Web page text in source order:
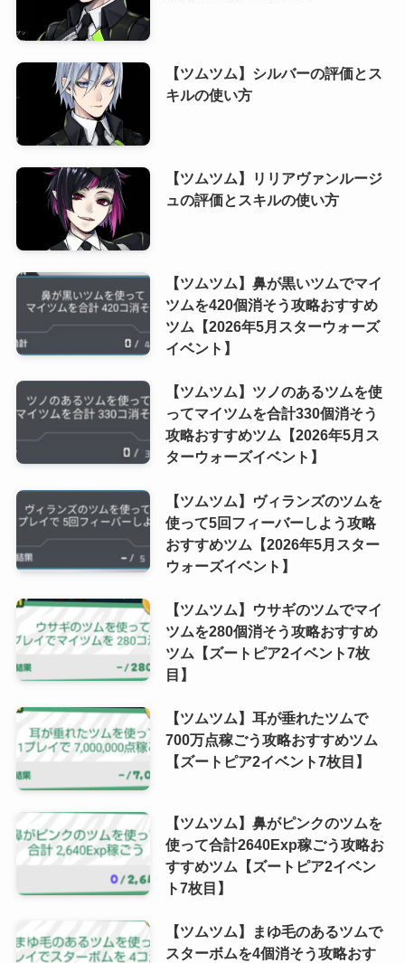
【ツムツム】シルバーの評価とス
キルの使い方
【ツムツム】リリアヴァンルージ
ュの評価とスキルの使い方
【ツムツム】鼻が黒いツムでマイ
ツムを420個消そう攻略おすすめ
ツム【2026年5月スターウォーズ
イベント】
【ツムツム】ツノのあるツムを使
ってマイツムを合計330個消そう
攻略おすすめツム【2026年5月ス
ターウォーズイベント】
【ツムツム】ヴィランズのツムを
使って5回フィーバーしよう攻略
おすすめツム【2026年5月スター
ウォーズイベント】
【ツムツム】ウサギのツムでマイ
ツムを280個消そう攻略おすすめ
ツム【ズートピア2イベント7枚
目】
【ツムツム】耳が垂れたツムで
700万点稼ごう攻略おすすめツム
【ズートピア2イベント7枚目】
【ツムツム】鼻がピンクのツムを
使って合計2640Exp稼ごう攻略お
すすめツム【ズートピア2イベン
ト7枚目】
【ツムツム】まゆ毛のあるツムで
スターボムを4個消そう攻略おす